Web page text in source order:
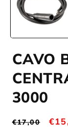
finestra
modale
CAVO
3000
Prezzo
€17,00